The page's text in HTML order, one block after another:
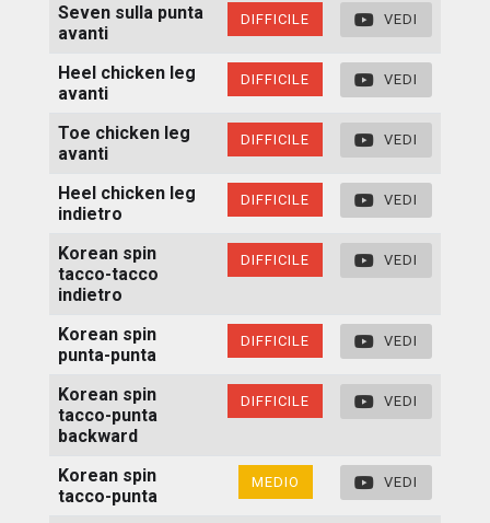
Seven sulla punta
avanti
DIFFICILE VEDI
Heel chicken leg
avanti
DIFFICILE VEDI
Toe chicken leg
avanti
DIFFICILE VEDI
Heel chicken leg
indietro
DIFFICILE VEDI
Korean spin
tacco-tacco
indietro
DIFFICILE VEDI
Korean spin
punta-punta
DIFFICILE VEDI
Korean spin
tacco-punta
backward
DIFFICILE VEDI
Korean spin
tacco-punta
MEDIO VEDI